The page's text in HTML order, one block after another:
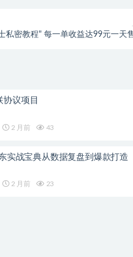
私密教程" 每一单收益达99元一天
协议项目
2 月前 43
实战宝典从数据复盘到爆款打造
2 月前 23